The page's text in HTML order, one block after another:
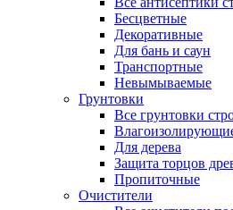
Бесцветные
Декоративные
Для бань и саун
Транспортные
Невымываемые
Грунтовки
Все грунтовки
Для дерева
Защита торцов
Пропиточные
Очистители